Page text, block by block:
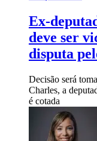
Ex-
deve ser
disputa
Decisão será
Charles, a
é cotada